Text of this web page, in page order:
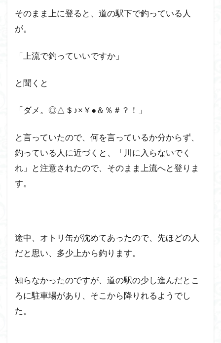
そのまま上に登ると、道の駅下で釣っている人
が。
「上流で釣っていいですか」
と聞くと
「ダメ。◎△＄♪×￥●＆％＃？！」
と言っていたので、何を言っているか分からず、
釣っている人に近づくと、「川に入らないでく
れ」と注意されたので、そのまま上流へと登りま
す。
途中、オトリ缶が沈めてあったので、先ほどの人
だと思い、多少上から釣ります。
知らなかったのですが、道の駅の少し進んだとこ
ろに駐車場があり、そこから降りれるようでし
た。